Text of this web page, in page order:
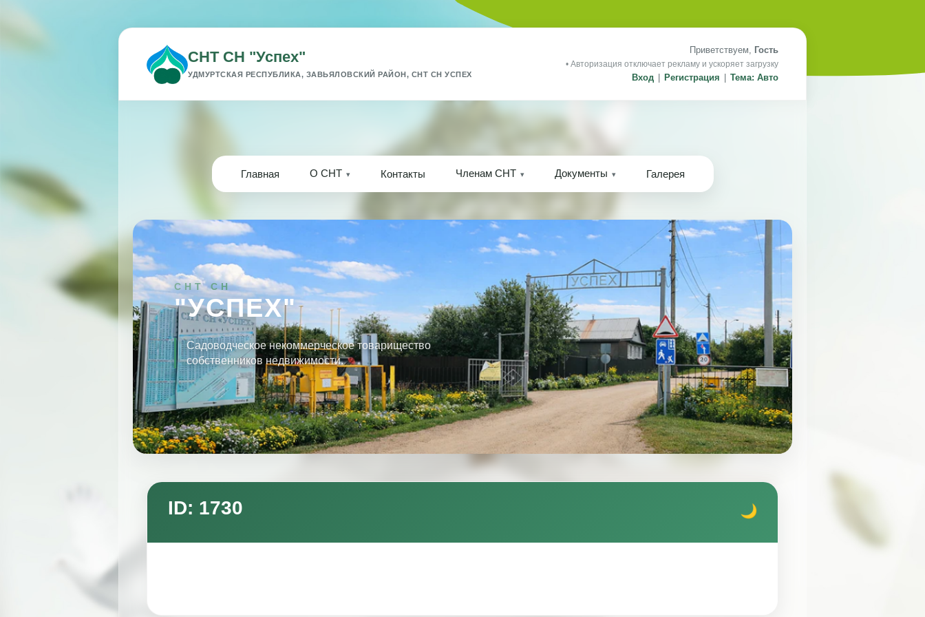
СНТ СН "Успех"
УДМУРТСКАЯ РЕСПУБЛИКА, ЗАВЬЯЛОВСКИЙ РАЙОН, СНТ СН УСПЕХ
Приветствуем, Гость
• Авторизация отключает рекламу и ускоряет загрузку
Вход Регистрация Тема: Авто
Главная О СНТ Контакты Членам СНТ Документы Галерея
СНТ СН
"УСПЕХ"
Садоводческое некоммерческое товарищество
собственников недвижимости.
ID: 1730